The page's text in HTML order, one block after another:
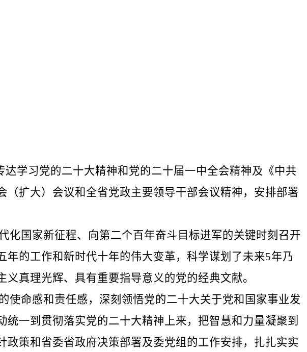
习党的二十大精神和党的二十届一中全会精神及《中共
扩大）会议和全省党政主要领导干部会议精神，安排部署
国家新征程、向第二个百年奋斗目标进军的关键时刻召开
的工作和新时代十年的伟大变革，科学谋划了未来5年乃
真理光辉、具有重要指导意义的党的经典文献。
命感和责任感，深刻领悟党的二十大关于党和国家事业发
一到贯彻落实党的二十大精神上来，把智慧和力量凝聚到
策和省委省政府决策部署及委党组的工作安排，扎扎实实